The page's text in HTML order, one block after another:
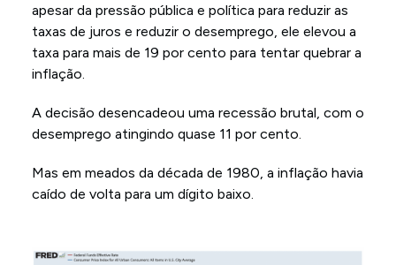
apesar da pressão pública e política para reduzir as
taxas de juros e reduzir o desemprego, ele elevou a
taxa para mais de 19 por cento para tentar quebrar a
inflação.
A decisão desencadeou uma recessão brutal, com o
desemprego atingindo quase 11 por cento.
Mas em meados da década de 1980, a inflação havia
caído de volta para um dígito baixo.